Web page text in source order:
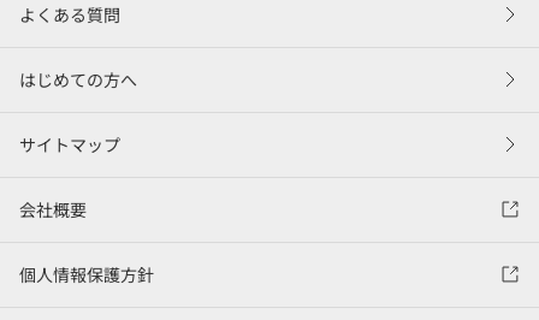
よくある質問
はじめての方へ
サイトマップ
会社概要
個人情報保護方針